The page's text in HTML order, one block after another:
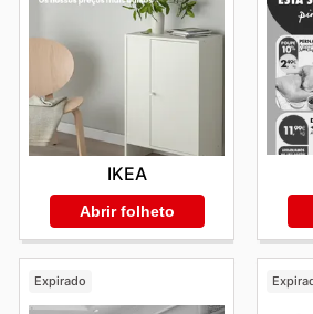
IKEA
Abrir folheto
Expirado